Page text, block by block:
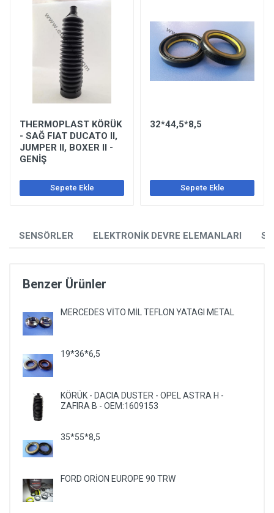
SENSÖRLER ELEKTRONİK DEVRE ELEMANLARI
Benzer Ürünler
MERCEDES VİTO MİL TEFLON YATAGI METAL
19*36*6,5
KÖRÜK - DACIA DUSTER - OPEL ASTRA H -
ZAFIRA B - OEM:1609153
35*55*8,5
FORD ORİON EUROPE 90 TRW
THERMOPLAST KÖRÜK
- SAĞ FIAT DUCATO II,
JUMPER II, BOXER II -
GENİŞ
Sepete Ekle
32*44,5*8,5
Sepete Ekle